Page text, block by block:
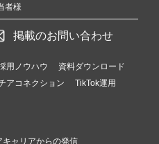
者様
掲載のお問い合わせ
用ノウハウ
資料ダウンロード
アコネクション
TikTok運用
キャリアからの発信